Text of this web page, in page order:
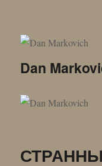
Dan